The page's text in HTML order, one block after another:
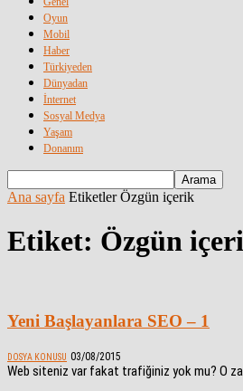
Oyun
Mobil
Haber
Türkiyeden
Dünyadan
İnternet
Sosyal Medya
Yaşam
Donanım
Ana sayfa Etiketler Özgün içerik
Etiket: Özgün
Yeni Başlayanlara SEO – 1
DOSYA KONUSU 03/08/2015
Web siteniz var fakat trafiğiniz yok mu? O